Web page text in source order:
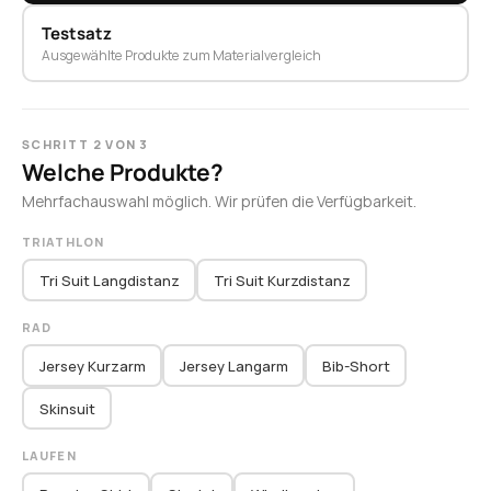
Testsatz
Ausgewählte Produkte zum Materialvergleich
SCHRITT 2 VON 3
Welche Produkte?
Mehrfachauswahl möglich. Wir prüfen die Verfügbarkeit.
TRIATHLON
Tri Suit Langdistanz Tri Suit Kurzdistanz
RAD
Jersey Kurzarm Jersey Langarm Bib-Short
Skinsuit
LAUFEN